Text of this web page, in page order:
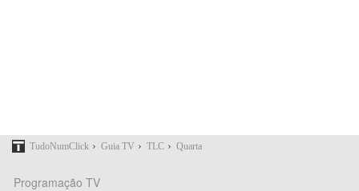
TudoNumClick › Guia TV › TLC › Quarta
Programação TV